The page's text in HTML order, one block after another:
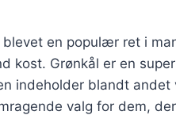
blevet en populær ret i
kost. Grønkål er en
indeholder blandt
valg for dem,